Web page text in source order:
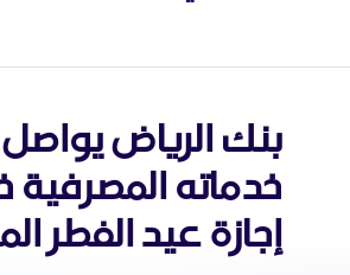
بنك الرياض
خدماته المصرفية
إجازة عيد الفطر